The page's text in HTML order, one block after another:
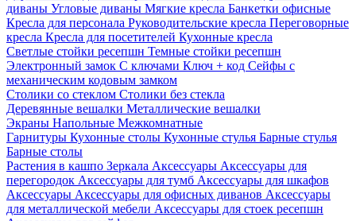
диваны Угловые диваны Мягкие кресла Банкетки офисные
Кресла для персонала Руководительские кресла Переговорные
кресла Кресла для посетителей Кухонные кресла
Светлые стойки ресепшн Темные стойки ресепшн
Электронный замок С ключами Ключ + код Сейфы с
механическим кодовым замком
Столики со стеклом Столики без стекла
Деревянные вешалки Металлические вешалки
Экраны Напольные Межкомнатные
Гарнитуры Кухонные столы Кухонные стулья Барные стулья
Барные столы
Растения в кашпо Зеркала Аксессуары Аксессуары для
перегородок Аксессуары для тумб Аксессуары для шкафов
Аксессуары Аксессуары для офисных диванов Аксессуары
для металлической мебели Аксессуары для стоек ресепшн